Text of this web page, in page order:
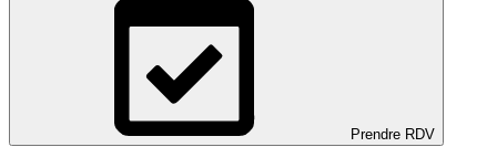
Prendre RDV